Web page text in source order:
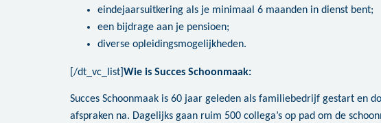
eindejaarsuitkering als je minimaal 6 maanden in dienst bent;
een bijdrage aan je pensioen;
diverse opleidingsmogelijkheden.
[/dt_vc_list] Wie is Succes Schoonmaak:
Succes Schoonmaak is 60 jaar geleden als familiebedrijf gestart en
afspraken na. Dagelijks gaan ruim 500 collega’s op pad om de